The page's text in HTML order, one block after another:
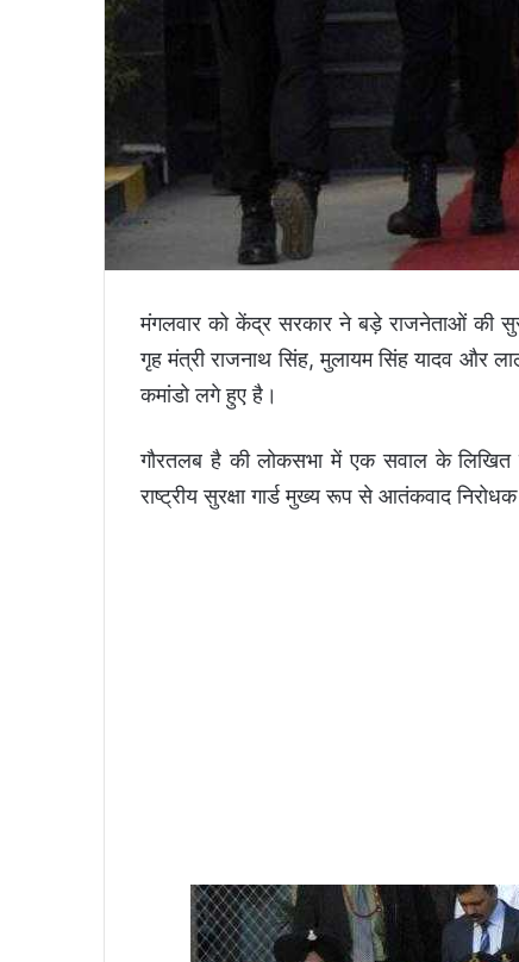
मंगलवार को केंद्र सरकार ने बड़े राजनेताओं की
गृह मंत्री राजनाथ सिंह, मुलायम सिंह यादव और
कमांडो लगे हुए है।
गौरतलब है की लोकसभा में एक सवाल के लिखित
राष्ट्रीय सुरक्षा गार्ड मुख्य रूप से आतंकवाद